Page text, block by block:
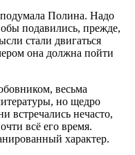
подумала Полина. Надо
подавились, прежде,
стали двигаться
она должна пойти
весьма
но щедро
встречались нечасто,
всё его время.
характер.